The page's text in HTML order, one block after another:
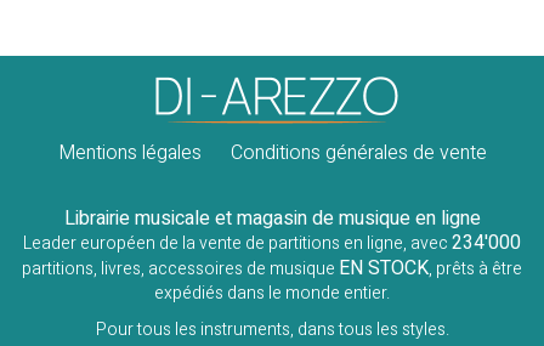
Mentions légales Conditions générales de vente
Librairie musicale et magasin de musique en ligne
Leader européen de la vente de partitions en ligne, avec234'000
partitions, livres, accessoires de musique EN STOCK, prêts à être
expédiés dans le monde entier.
Pour tous les instruments, dans tous les styles.